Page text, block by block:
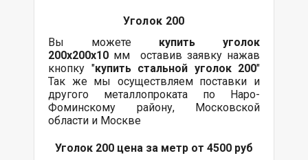
Уголок 200
Вы можете купить уголок
200х200х10 мм оставив заявку нажав
кнопку "купить стальной уголок 200"
Так же мы осуществляем поставки и
другого металлопроката по Наро-
Фоминскому району, Московской
области и Москве
Уголок 200 цена за метр от 4500 руб